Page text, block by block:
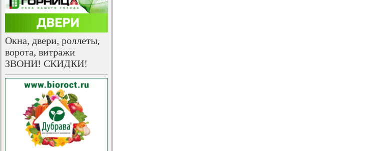
Окна, двери, роллеты,
ворота, витражи
ЗВОНИ! СКИДКИ!